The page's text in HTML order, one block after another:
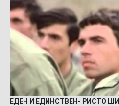
ЕДЕН И ЕДИНСТВЕН- РИСТО